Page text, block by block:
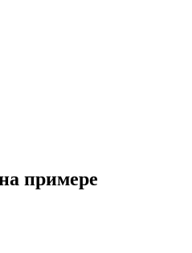
примере